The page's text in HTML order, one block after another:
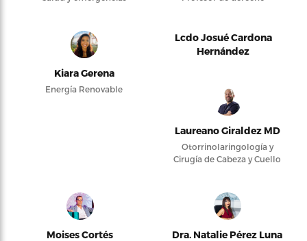
Kiara Gerena
Energía Renovable
Lcdo Josué Cardona
Hernández
Laureano Giraldez MD
Otorrinolaringología y
Cirugía de Cabeza y Cuello
Moises Cortés Dra. Natalie Pérez Luna